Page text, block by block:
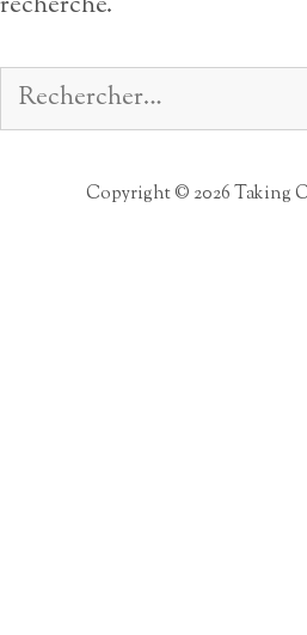
Rechercher :
Copyright © 2026 Taking